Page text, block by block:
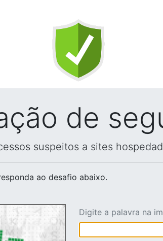
de
suspeitos a sites
ao desafio abaixo.
Digite a palavra na